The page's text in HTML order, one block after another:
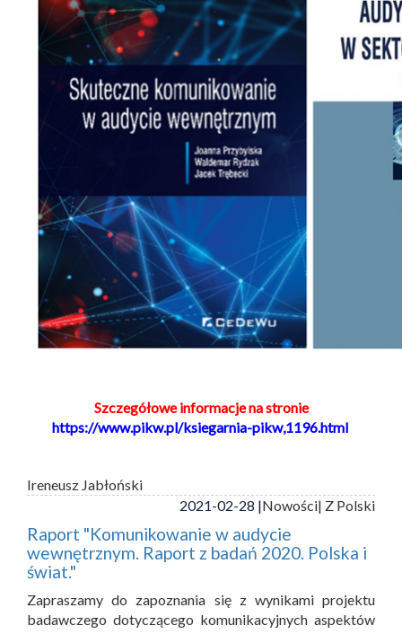
Szczegółowe informacje na stronie
https://www.pikw.pl/ksiegarnia-pikw,1196.html
Ireneusz Jabłoński
2021-02-28 |Nowości| Z Polski
Raport "Komunikowanie w audycie
wewnętrznym. Raport z badań 2020. Polska i
świat."
Zapraszamy do zapoznania się z wynikami projektu
badawczego dotyczącego komunikacyjnych aspektów